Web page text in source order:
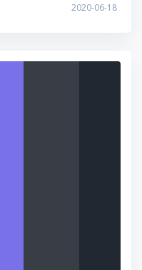
2020-06-18